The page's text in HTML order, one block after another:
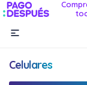

Celulares
Informática